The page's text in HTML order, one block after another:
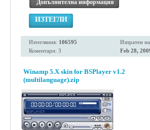
Допълнителна информация
ИЗТЕГЛИ
Изтегляния: 106595
Коментари: 3
Изпратен
Feb 28,
Winamp 5.X skin for BSPlayer v1.2
(multilanguage).zip